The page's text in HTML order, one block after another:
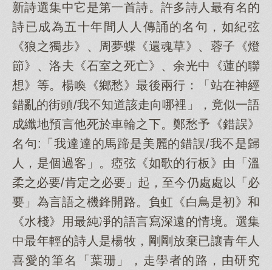
新詩選集中它是第一首詩。許多詩人最有名的
詩已成為五十年間人人傳誦的名句，如紀弦
《狼之獨步》、周夢蝶《還魂草》、蓉子《燈
節》、洛夫《石室之死亡》、余光中《蓮的聯
想》等。楊喚《鄉愁》最後兩行：「站在神經
錯亂的街頭/我不知道該走向哪裡」，竟似一語
成纖地預言他死於車輪之下。鄭愁予《錯誤》
名句:「我達達的馬蹄是美麗的錯誤/我不是歸
人，是個過客」。瘂弦《如歌的行板》由「溫
柔之必要/肯定之必要」起，至今仍處處以「必
要」為言語之機鋒開路。負虹《白鳥是初》和
《水棧》用最純凈的語言寫深遠的情境。選集
中最年輕的詩人是楊牧，剛剛放棄已讓青年人
喜愛的筆名「葉珊」，走學者的路，由研究